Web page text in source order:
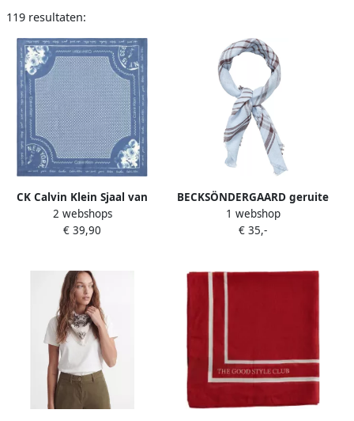
Dankzij de collecties meer dan 100 verschillende retailers hebben
wij een mooi aanbod, zodat je gemakkelijk je nieuwe favoriete
bandana kunt vinden.
119 resultaten:
CK Calvin Klein Sjaal van
puur modal
2 webshops
€ 39,90
BECKSÖNDERGAARD geruite
bandana Cowea lichtblauw
1 webshop
€ 35,-